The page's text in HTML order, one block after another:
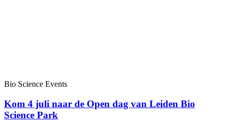
Bio Science Events
Kom 4 juli naar de Open dag van Leiden Bio
Science Park